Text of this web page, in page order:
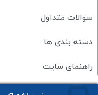
سوالات متداول
دسته بندی ها
راهنمای سایت